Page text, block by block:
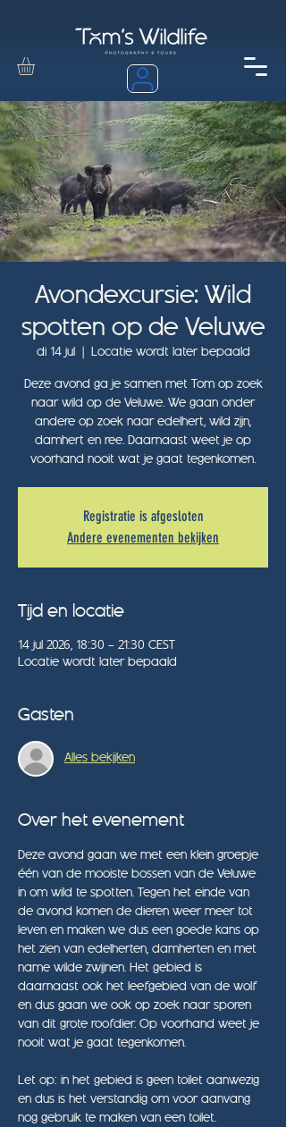
Avondexcursie: Wild
spotten op de Veluwe
di 14 jul
  |
Locatie wordt later bepaald
Deze avond ga je samen met Tom op zoek
naar wild op de Veluwe. We gaan onder
andere op zoek naar edelhert, wild zijn,
damhert en ree. Daarnaast weet je op
voorhand nooit wat je gaat tegenkomen.
Registratie is afgesloten
Andere evenementen bekijken
Tijd en locatie
14 jul 2026, 18:30 – 21:30 CEST
Locatie wordt later bepaald
Gasten
Alles bekijken
Over het evenement
Deze avond gaan we met een klein groepje
één van de mooiste bossen van de Veluwe
in om wild te spotten. Tegen het einde van
de avond komen de dieren weer meer tot
leven en maken we dus een goede kans op
het zien van edelherten, damherten en met
name wilde zwijnen. Het gebied is
daarnaast ook het leefgebied van de wolf
en dus gaan we ook op zoek naar sporen
van dit grote roofdier. Op voorhand weet je
nooit wat je gaat tegenkomen.
Let op: in het gebied is geen toilet aanwezig
en dus is het verstandig om voor aanvang
nog gebruik te maken van een toilet.